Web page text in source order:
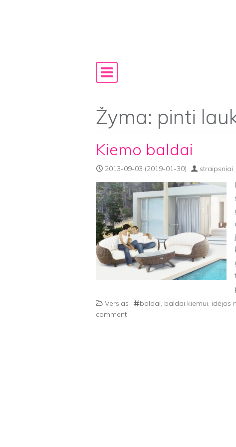
Main Navigation
Žyma: pinti
Kiemo baldai
2013-09-03 (2019-01-30) straipsniai
Verslas baldai, baldai kiemui, idėjos
comment